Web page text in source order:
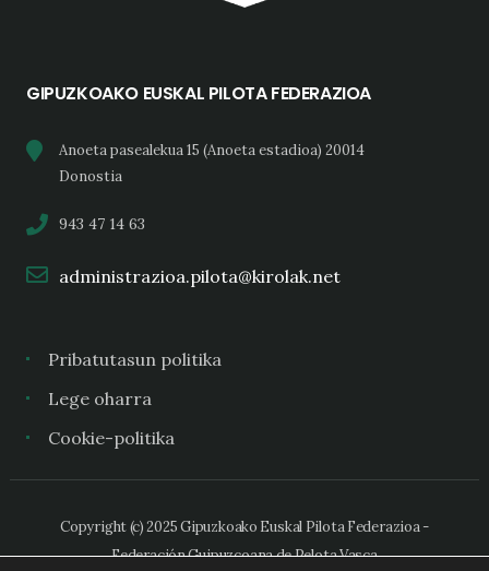
GIPUZKOAKO EUSKAL PILOTA FEDERAZIOA
Anoeta pasealekua 15 (Anoeta estadioa) 20014
Donostia
943 47 14 63
administrazioa.pilota@kirolak.net
Pribatutasun politika
Lege oharra
Cookie-politika
Copyright (c) 2025 Gipuzkoako Euskal Pilota Federazioa -
Federación Guipuzcoana de Pelota Vasca